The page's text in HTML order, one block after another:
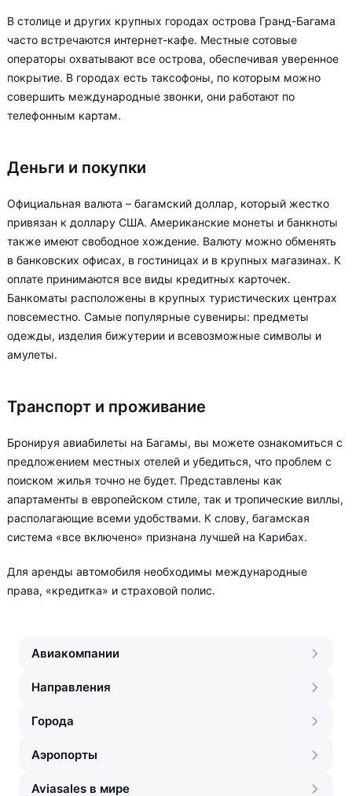
В столице и других крупных городах острова Гранд-Багама
часто встречаются интернет-кафе. Местные сотовые
операторы охватывают все острова, обеспечивая уверенное
покрытие. В городах есть таксофоны, по которым можно
совершить международные звонки, они работают по
телефонным картам.
Деньги и покупки
Официальная валюта – багамский доллар, который жестко
привязан к доллару США. Американские монеты и банкноты
также имеют свободное хождение. Валюту можно обменять
в банковских офисах, в гостиницах и в крупных магазинах. К
оплате принимаются все виды кредитных карточек.
Банкоматы расположены в крупных туристических центрах
повсеместно. Самые популярные сувениры: предметы
одежды, изделия бижутерии и всевозможные символы и
амулеты.
Транспорт и проживание
Бронируя авиабилеты на Багамы, вы можете ознакомиться с
предложением местных отелей и убедиться, что проблем с
поиском жилья точно не будет. Представлены как
апартаменты в европейском стиле, так и тропические виллы,
располагающие всеми удобствами. К слову, багамская
система «все включено» признана лучшей на Карибах.
Для аренды автомобиля необходимы международные
права, «кредитка» и страховой полис.
Авиакомпании
Направления
Города
Аэропорты
Aviasales в мире